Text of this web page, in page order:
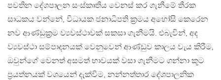
පවතින දේශපාලන සංස්කෘතිය වෙනස් කර ගැනීමේ තීරක
සාධකය වන්නේ, විධායක ජනාධිපති ක‍්‍රමය අහෝසි කෙරෙන
නව ආණ්ඩුක‍්‍රම ව්‍යවස්ථාවක් සකසා ගැනීමයි. එබැවින්, අද
ව්‍යවස්ථා සම්පාදනයක් වෙනුවෙන් ආණ්ඩුව කාලය වැය කිරීම,
ඔවුන්ගේ වෙනත් අසමත් භාවයක් වසා ගැනීමට ගන්නා කූට
ප‍්‍රයත්නයක් වශයෙන් දැක්වීම, නන්නත්තාර දේශපාලනික